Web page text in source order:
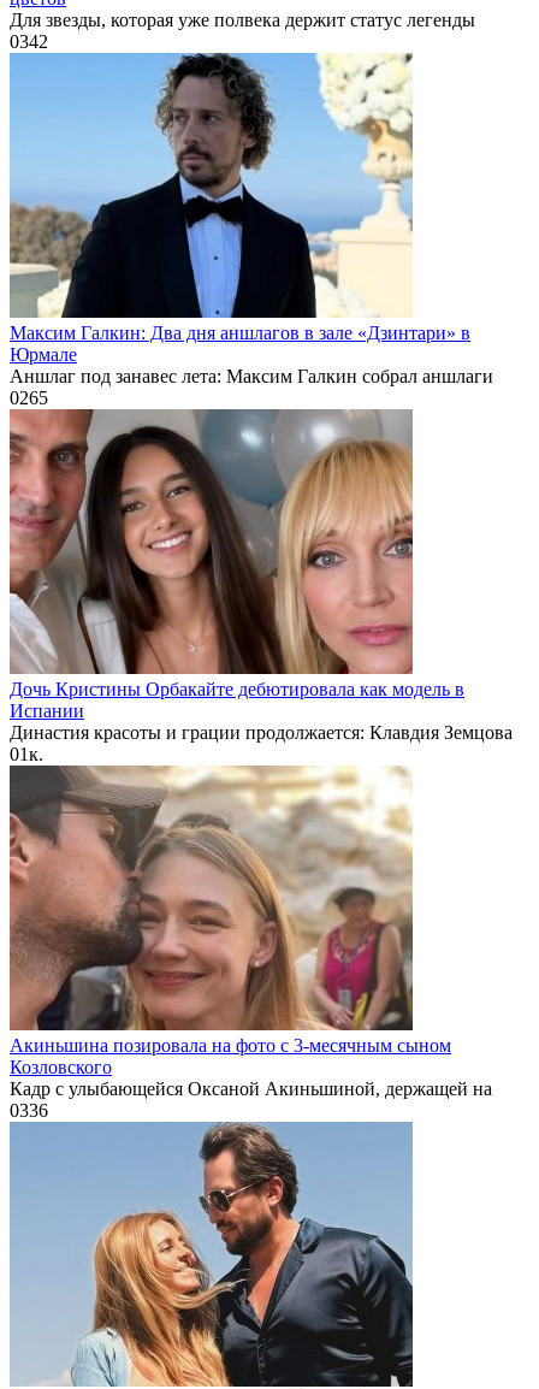
Для звезды, которая уже полвека держит статус легенды
0342
Максим Галкин: Два дня аншлагов в зале «Дзинтари» в
Юрмале
Аншлаг под занавес лета: Максим Галкин собрал аншлаги
0265
Дочь Кристины Орбакайте дебютировала как модель в
Испании
Династия красоты и грации продолжается: Клавдия Земцова
01к.
Акиньшина позировала на фото с 3-месячным сыном
Козловского
Кадр с улыбающейся Оксаной Акиньшиной, держащей на
0336